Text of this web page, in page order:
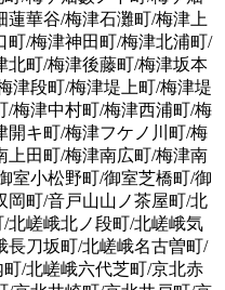
蓮華谷/梅津石灘町/梅津上
町/梅津神田町/梅津北浦町/
北町/梅津後藤町/梅津坂本
津段町/梅津堤上町/梅津堤
/梅津中村町/梅津西浦町/梅
開キ町/梅津フケノ川町/梅
上田町/梅津南広町/梅津南
室小松野町/御室芝橋町/御
岡町/音戸山山ノ茶屋町/北
北嵯峨北ノ段町/北嵯峨気
長刀坂町/北嵯峨名古曽町/
/北嵯峨六代芝町/京北赤